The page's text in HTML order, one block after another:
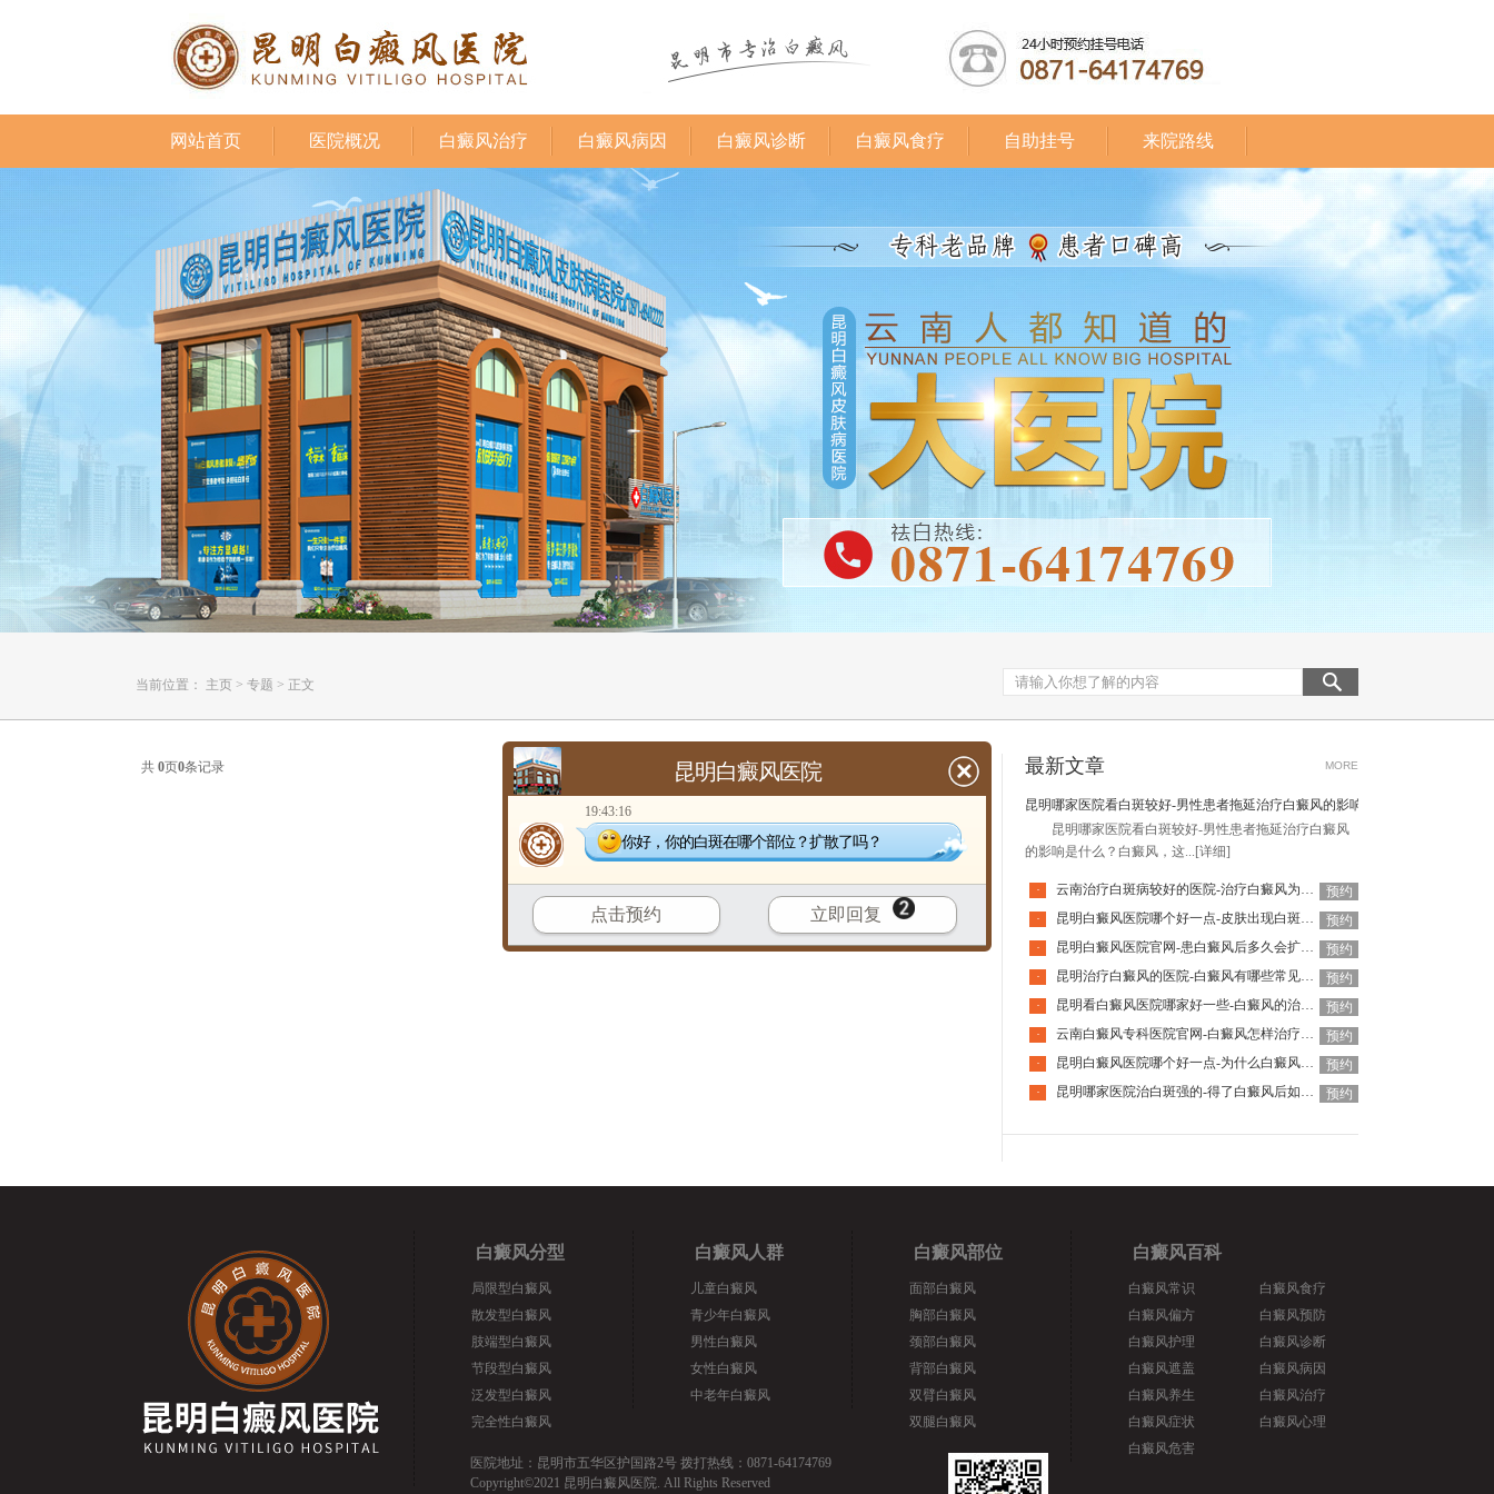
网站首页 医院概况 白癜风治疗 白癜风病因 白癜风诊断 白癜风食疗 自助挂号 来院路线
当前位置： 主页 > 专题 > 正文
共 0页0条记录 最新文章 MORE
昆明哪家医院看白斑较好-男性患者拖延治疗白癜风的影响是什么
昆明哪家医院看白斑较好-男性患者拖延治疗白癜风
的影响是什么？白癜风，这... [详细]
· 云南治疗白斑病较好的医院-治疗白癜风为何如此难呢
预约
·
昆明白癜风医院哪个好一点-皮肤出现白斑会是白癜风吗
预约
·
昆明白癜风医院官网-患白癜风后多久会扩散呢
预约
·
昆明治疗白癜风的医院-白癜风有哪些常见谣言呢
预约
·
昆明看白癜风医院哪家好一些-白癜风的治疗要注意什么呢
预约
·
云南白癜风专科医院官网-白癜风怎样治疗才科学呢
预约
·
昆明白癜风医院哪个好一点-为什么白癜风治疗周期那么长呢
预约
·
昆明哪家医院治白斑强的-得了白癜风后如何调节心理问题呢 预约
白癜风分型
局限型白癜风
散发型白癜风
肢端型白癜风
节段型白癜风
泛发型白癜风
完全性白癜风
白癜风人群
儿童白癜风
青少年白癜风
男性白癜风
女性白癜风
中老年白癜风
白癜风部位
面部白癜风
胸部白癜风
颈部白癜风
背部白癜风
双臂白癜风
双腿白癜风
白癜风百科
白癜风常识
白癜风偏方
白癜风护理
白癜风遮盖
白癜风养生
白癜风症状
白癜风危害
白癜风食疗
白癜风预防
白癜风诊断
白癜风病因
白癜风治疗
白癜风心理
医院地址：昆明市五华区护国路2号 拨打热线：0871-64174769
Copyright©2021 昆明白癜风医院. All Rights Reserved
昆明白癜风医院
19:43:16
你好，你的白斑在哪个部位？扩散了吗？
点击预约 立即回复